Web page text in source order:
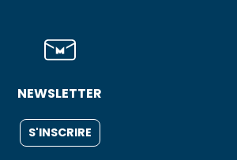
NEWSLETTER
S'INSCRIRE